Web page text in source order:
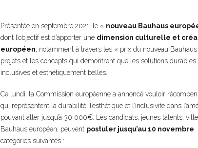
Présentée en septembre 2021, le « nouveau Bauhaus
dont l’objectif est d’apporter une dimension culturelle et
européen, notamment à travers les « prix du nouveau
projets et les concepts qui démontrent que les solutions
inclusives et esthétiquement belles.
Ce lundi, la Commission européenne a annoncé vouloir
qui représentent la durabilité, l’esthétique et l’inclusivité dans
pouvant aller jusqu’à 30 000€. Les candidats, jeunes talents,
Bauhaus européen, peuvent postuler jusqu’au 10 novembre.
catégories suivantes :